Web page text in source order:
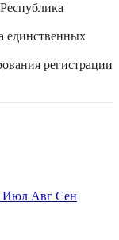
Республика
единственных
регистрации
Июл Авг Сен